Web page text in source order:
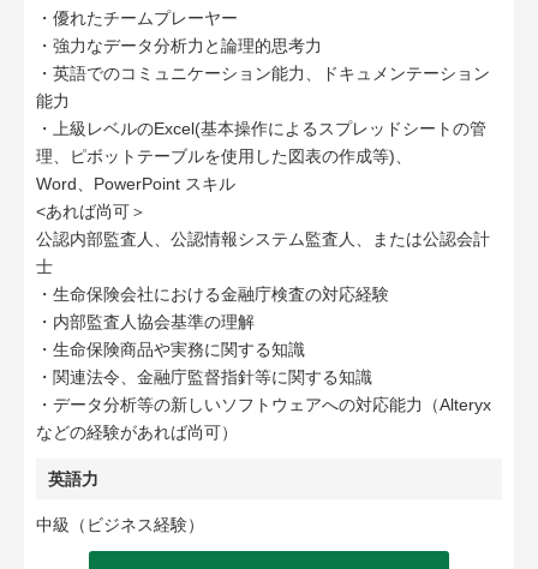
・優れたチームプレーヤー
・強力なデータ分析力と論理的思考力
・英語でのコミュニケーション能力、ドキュメンテーション
能力
・上級レベルのExcel(基本操作によるスプレッドシートの管
理、ピボットテーブルを使用した図表の作成等)、
Word、PowerPoint スキル
<あれば尚可＞
公認内部監査人、公認情報システム監査人、または公認会計
士
・生命保険会社における金融庁検査の対応経験
・内部監査人協会基準の理解
・生命保険商品や実務に関する知識
・関連法令、金融庁監督指針等に関する知識
・データ分析等の新しいソフトウェアへの対応能力（Alteryx
などの経験があれば尚可）
英語力
中級（ビジネス経験）